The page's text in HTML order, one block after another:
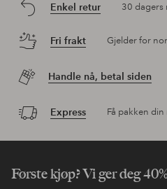
Enkel retur 30
Fri frakt Gjelder for
Handle nå, betal siden
Express Få pakken
Første kjøp? Vi ger deg